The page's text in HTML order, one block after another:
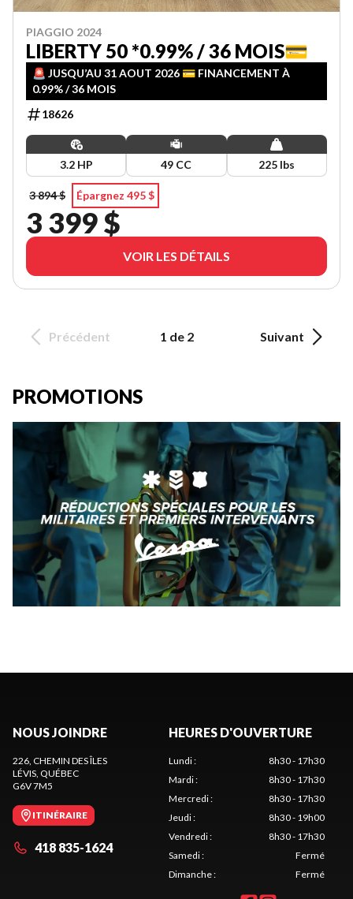
PIAGGIO 2024
LIBERTY 50 *0.99% / 36 MOIS💳
🚨 JUSQU’AU 31 AOUT 2026 💳 FINANCEMENT À
0.99% / 36 MOIS
18626
3.2 HP 49 CC 225 lbs
3 894 $ Épargnez 495 $
3 399 $
VOIR LES DÉTAILS
Précédent 1 de 2 Suivant
PROMOTIONS
NOUS JOINDRE
226, CHEMIN DES ÎLES
LÉVIS, QUÉBEC
G6V 7M5
ITINÉRAIRE
418 835-1624
HEURES D'OUVERTURE
Lundi:
8h30 - 17h30
Mardi:
8h30 - 17h30
Mercredi:
8h30 - 17h30
Jeudi:
8h30 - 19h00
Vendredi:
8h30 - 17h30
Samedi:
Fermé
Dimanche: Fermé